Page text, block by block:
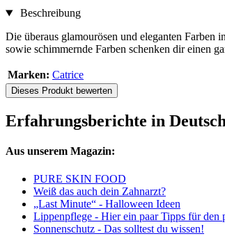
Beschreibung
Die überaus glamourösen und eleganten Farben
sowie schimmernde Farben schenken dir einen
Marken: Catrice
Dieses Produkt bewerten
Erfahrungsberichte in
Aus unserem Magazin:
PURE SKIN FOOD
Weiß das auch dein Zahnarzt?
„Last Minute“ - Halloween Ideen
Lippenpflege - Hier ein paar Tipps für den
Sonnenschutz - Das solltest du wissen!